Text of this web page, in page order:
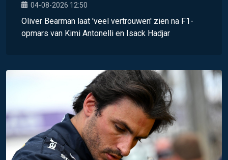
04-08-2026 12:50
Oliver Bearman laat 'veel vertrouwen' zien na F1-
opmars van Kimi Antonelli en Isack Hadjar